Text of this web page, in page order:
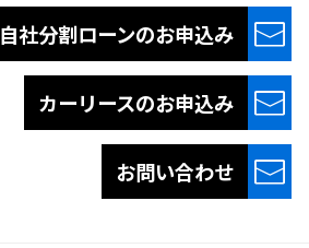
自社分割ローンのお申込み
カーリースのお申込み
お問い合わせ